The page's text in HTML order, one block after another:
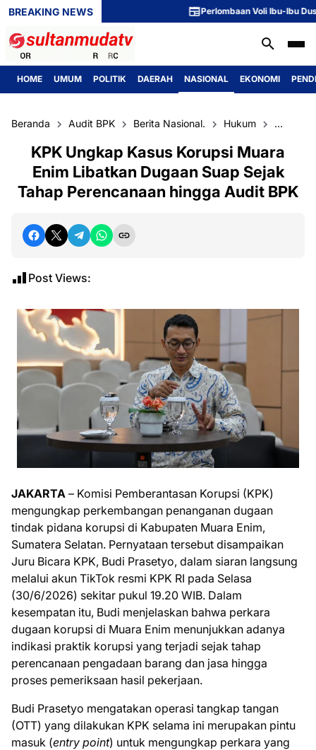
BREAKING NEWS Perlombaan Voli Ibu-Ibu Dusun
HOME UMUM POLITIK DAERAH NASIONAL EKONOMI
Beranda Audit BPK Berita Nasional. Hukum Korupsi
KPK Ungkap Kasus Korupsi Muara
Enim Libatkan Dugaan Suap Sejak
Tahap Perencanaan hingga Audit BPK
Post Views:
JAKARTA – Komisi Pemberantasan Korupsi (KPK)
mengungkap perkembangan penanganan dugaan
tindak pidana korupsi di Kabupaten Muara Enim,
Sumatera Selatan. Pernyataan tersebut disampaikan
Juru Bicara KPK, Budi Prasetyo, dalam siaran langsung
melalui akun TikTok resmi KPK RI pada Selasa
(30/6/2026) sekitar pukul 19.20 WIB. Dalam
kesempatan itu, Budi menjelaskan bahwa perkara
dugaan korupsi di Muara Enim menunjukkan adanya
indikasi praktik korupsi yang terjadi sejak tahap
perencanaan pengadaan barang dan jasa hingga
proses pemeriksaan hasil pekerjaan.
Budi Prasetyo mengatakan operasi tangkap tangan
(OTT) yang dilakukan KPK selama ini merupakan pintu
masuk (entry point) untuk mengungkap perkara yang